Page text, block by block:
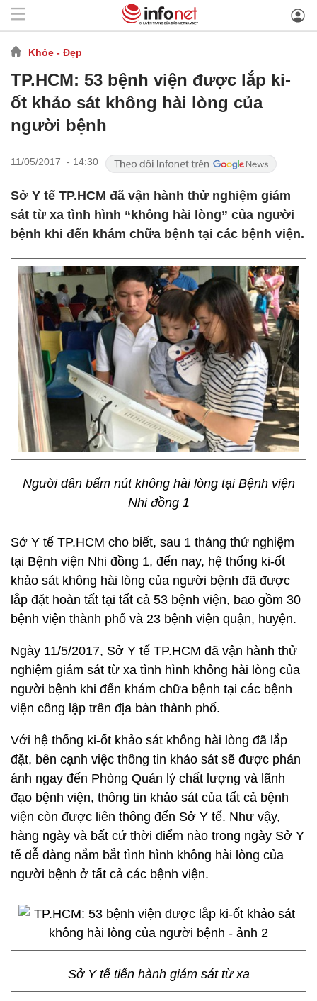
Khỏe - Đẹp
TP.HCM: 53 bệnh viện được lắp ki-
ốt khảo sát không hài lòng của
người bệnh
11/05/2017 - 14:30
Sở Y tế TP.HCM đã vận hành thử nghiệm giám
sát từ xa tình hình “không hài lòng” của người
bệnh khi đến khám chữa bệnh tại các bệnh viện.
Người dân bấm nút không hài lòng tại Bệnh viện
Nhi đồng 1
Sở Y tế TP.HCM cho biết, sau 1 tháng thử nghiệm
tại Bệnh viện Nhi đồng 1, đến nay, hệ thống ki-ốt
khảo sát không hài lòng của người bệnh đã được
lắp đặt hoàn tất tại tất cả 53 bệnh viện, bao gồm 30
bệnh viện thành phố và 23 bệnh viện quận, huyện.
Ngày 11/5/2017, Sở Y tế TP.HCM đã vận hành thử
nghiệm giám sát từ xa tình hình không hài lòng của
người bệnh khi đến khám chữa bệnh tại các bệnh
viện công lập trên địa bàn thành phố.
Với hệ thống ki-ốt khảo sát không hài lòng đã lắp
đặt, bên cạnh việc thông tin khảo sát sẽ được phản
ánh ngay đến Phòng Quản lý chất lượng và lãnh
đạo bệnh viện, thông tin khảo sát của tất cả bệnh
viện còn được liên thông đến Sở Y tế. Như vậy,
hàng ngày và bất cứ thời điểm nào trong ngày Sở Y
tế dễ dàng nắm bắt tình hình không hài lòng của
người bệnh ở tất cả các bệnh viện.
Sở Y tế tiến hành giám sát từ xa